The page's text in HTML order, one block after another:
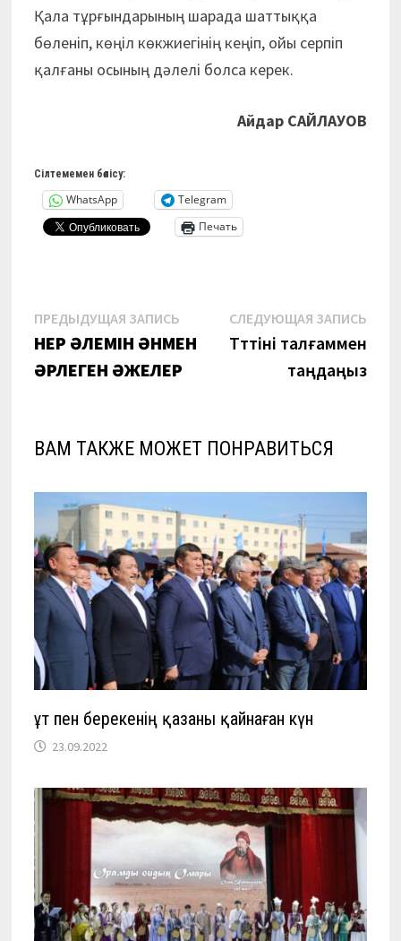
Қала тұрғындарының шарада шаттыққа
бөленіп, көңіл көкжиегінің кеңіп, ойы серпіп
қалғаны осының дәлелі болса керек.
Айдар САЙЛАУОВ
Сілтемемен бөлісу:
WhatsApp
Telegram
Печать
Навигация
по
ПРЕДЫДУЩАЯ ЗАПИСЬПредыдущая
запись:
ӨНЕР ӘЛЕМІН ӘНМЕН
ӘРЛЕГЕН ӘЖЕЛЕР
СЛЕДУЮЩАЯ ЗАПИСЬ
Тәттіні талғаммен
таңдаңыз
ВАМ ТАКЖЕ МОЖЕТ ПОНРАВИТЬСЯ
Құт пен берекенің қазаны қайнаған күн
23.09.2022